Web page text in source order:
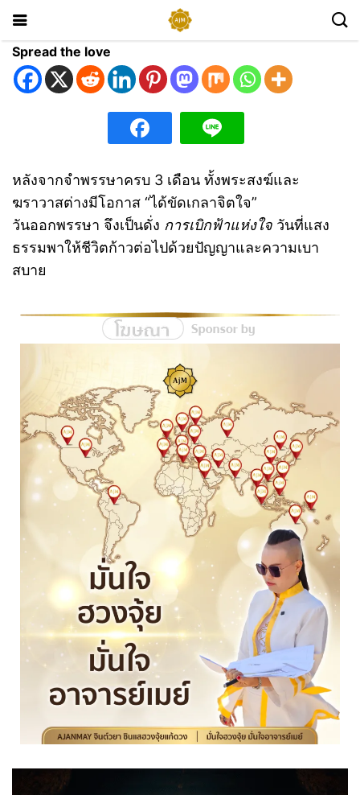
Spread the love
หลังจากจำพรรษาครบ 3 เดือน ทั้งพระสงฆ์และ
ฆราวาสต่างมีโอกาส “ได้ขัดเกลาจิตใจ”
วันออกพรรษา จึงเป็นดั่ง การเบิกฟ้าแห่งใจ วันที่แสง
ธรรมพาให้ชีวิตก้าวต่อไปด้วยปัญญาและความเบา
สบาย